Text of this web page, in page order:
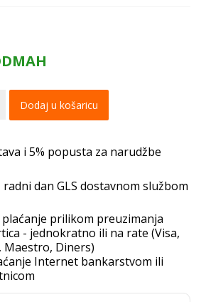
Dodaj u košaricu
i 5% popusta za narudžbe
dan GLS dostavnom službom
prilikom preuzimanja
- jednokratno ili na rate (Visa,
Maestro, Diners)
Internet bankarstvom ili